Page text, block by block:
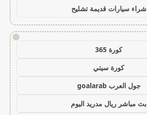
شراء سيارات قديمة تشليح
!
كورة 365
كورة سيتي
جول العرب goalarab
بث مباشر ريال مدريد اليوم